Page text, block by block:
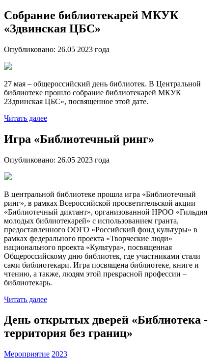
Собрание библиотекарей МКУК
«Здвинская ЦБС»
Опубликовано: 26.05 2023 года
27 мая – общероссийский день библиотек. В Центральной
библиотеке прошло собрание библиотекарей МКУК
2Здвинская ЦБС», посвященное этой дате.
Читать далее
Игра «Библиотечный ринг»
Опубликовано: 26.05 2023 года
В центральной библиотеке прошла игра «Библиотечный
ринг», в рамках Всероссийской просветительской акции
«Библиотечный диктант», организованной НРОО «Гильдия
молодых библиотекарей» с использованием гранта,
предоставленного ООГО «Российский фонд культуры» в
рамках федерального проекта «Творческие люди»
национального проекта «Культура», посвященная
Общероссийскому дню библиотек, где участниками стали
сами библиотекари. Игра посвящена библиотеке, книге и
чтению, а также, людям этой прекрасной профессии –
библиотекарь.
Читать далее
День открытых дверей «Библиотека -
территория без границ»
Мероприятие 2023